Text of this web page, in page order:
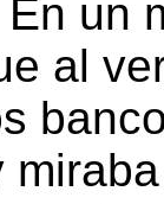
un
al